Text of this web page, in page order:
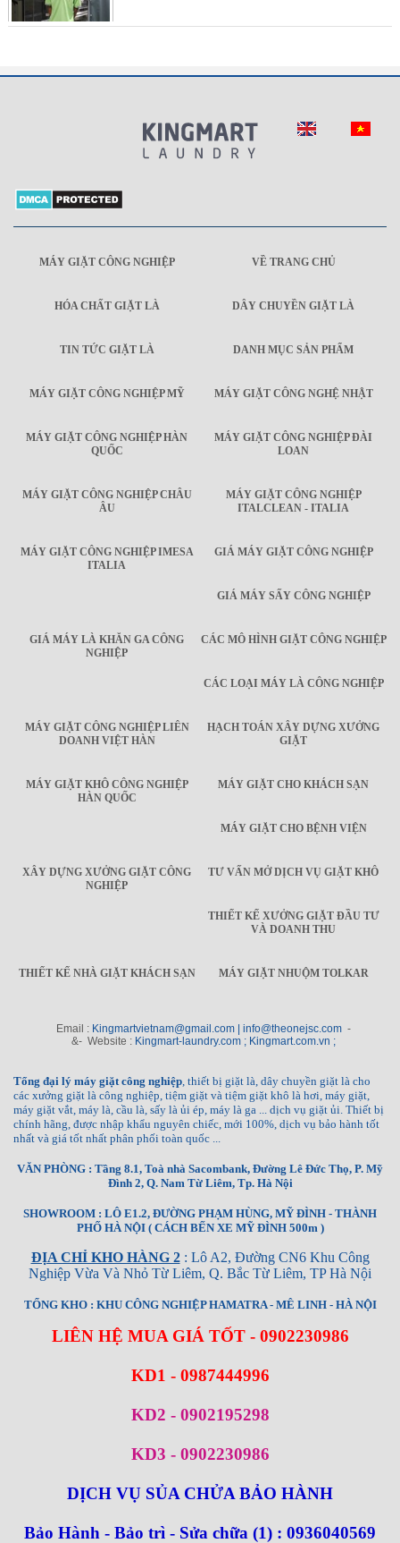
MÁY GIẶT CÔNG NGHIỆP VỀ TRANG CHỦ
HÓA CHẤT GIẶT LÀ DÂY CHUYỀN GIẶT LÀ
TIN TỨC GIẶT LÀ DANH MỤC SẢN PHẨM
MÁY GIẶT CÔNG NGHIỆP MỸ MÁY GIẶT CÔNG NGHỆ NHẬT
MÁY GIẶT CÔNG NGHIỆP HÀN
QUỐC
MÁY GIẶT CÔNG NGHIỆP ĐÀI
LOAN
MÁY GIẶT CÔNG NGHIỆP CHÂU
ÂU
MÁY GIẶT CÔNG NGHIỆP
ITALCLEAN - ITALIA
MÁY GIẶT CÔNG NGHIỆP IMESA
ITALIA
GIÁ MÁY GIẶT CÔNG NGHIỆP
GIÁ MÁY SẤY CÔNG NGHIỆP
GIÁ MÁY LÀ KHĂN GA CÔNG
NGHIỆP
CÁC MÔ HÌNH GIẶT CÔNG NGHIỆP
CÁC LOẠI MÁY LÀ CÔNG NGHIỆP
MÁY GIẶT CÔNG NGHIỆP LIÊN
DOANH VIỆT HÀN
HẠCH TOÁN XÂY DỰNG XƯỞNG
GIẶT
MÁY GIẶT KHÔ CÔNG NGHIỆP
HÀN QUỐC
MÁY GIẶT CHO KHÁCH SẠN
MÁY GIẶT CHO BỆNH VIỆN
XÂY DỰNG XƯỞNG GIẶT CÔNG
NGHIỆP
TƯ VẤN MỞ DỊCH VỤ GIẶT KHÔ
THIẾT KẾ XƯỞNG GIẶT ĐẦU TƯ
VÀ DOANH THU
THIẾT KẾ NHÀ GIẶT KHÁCH SẠN MÁY GIẶT NHUỘM TOLKAR
Email : Kingmartvietnam@gmail.com | info@theonejsc.com -
&- Website : Kingmart-laundry.com ; Kingmart.com.vn ;
Tổng đại lý máy giặt công nghiệp , thiết bị giặt là, dây chuyền giặt là cho
các xưởng giặt là công nghiệp, tiệm giặt và tiệm giặt khô là hơi, máy giặt,
máy giặt vắt, máy là, cầu là, sấy là ủi ép, máy là ga ... dịch vụ giặt ủi. Thiết bị
chính hãng, được nhập khẩu nguyên chiếc, mới 100%, dịch vụ bảo hành tốt
nhất và giá tốt nhất phân phối toàn quốc ...
VĂN PHÒNG : Tầng 8.1, Toà nhà Sacombank, Đường Lê Đức Thọ, P. Mỹ
Đình 2, Q. Nam Từ Liêm, Tp. Hà Nội
SHOWROOM : LÔ E1.2, ĐƯỜNG PHẠM HÙNG, MỸ ĐÌNH - THÀNH
PHỐ HÀ NỘI ( CÁCH BẾN XE MỸ ĐÌNH 500m )
ĐỊA CHỈ KHO HÀNG 2: Lô A2, Đường CN6 Khu Công
Nghiệp Vừa Và Nhỏ Từ Liêm, Q. Bắc Từ Liêm, TP Hà Nội
TỔNG KHO : KHU CÔNG NGHIỆP HAMATRA - MÊ LINH - HÀ NỘI
LIÊN HỆ MUA GIÁ TỐT - 0902230986
KD1 - 0987444996
KD2 - 0902195298
KD3 - 0902230986
DỊCH VỤ SỦA CHỬA BẢO HÀNH
Bảo Hành - Bảo trì - Sửa chữa (1) : 0936040569